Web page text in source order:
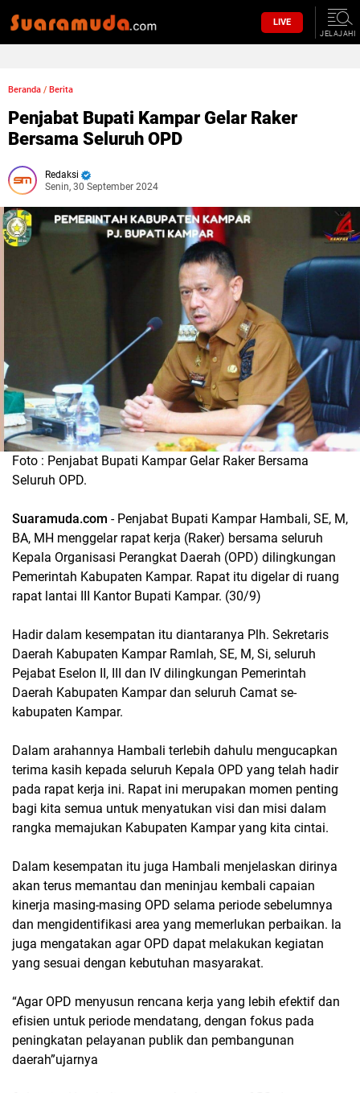
LIVE
JELAJAHI
Beranda / Berita
Penjabat Bupati Kampar Gelar Raker
Bersama Seluruh OPD
Redaksi
Senin, 30 September 2024
Foto : Penjabat Bupati Kampar Gelar Raker Bersama
Seluruh OPD.
Suaramuda.com - Penjabat Bupati Kampar Hambali, SE, M,
BA, MH menggelar rapat kerja (Raker) bersama seluruh
Kepala Organisasi Perangkat Daerah (OPD) dilingkungan
Pemerintah Kabupaten Kampar. Rapat itu digelar di ruang
rapat lantai III Kantor Bupati Kampar. (30/9)
Hadir dalam kesempatan itu diantaranya Plh. Sekretaris
Daerah Kabupaten Kampar Ramlah, SE, M, Si, seluruh
Pejabat Eselon II, III dan IV dilingkungan Pemerintah
Daerah Kabupaten Kampar dan seluruh Camat se-
kabupaten Kampar.
Dalam arahannya Hambali terlebih dahulu mengucapkan
terima kasih kepada seluruh Kepala OPD yang telah hadir
pada rapat kerja ini. Rapat ini merupakan momen penting
bagi kita semua untuk menyatukan visi dan misi dalam
rangka memajukan Kabupaten Kampar yang kita cintai.
Dalam kesempatan itu juga Hambali menjelaskan dirinya
akan terus memantau dan meninjau kembali capaian
kinerja masing-masing OPD selama periode sebelumnya
dan mengidentifikasi area yang memerlukan perbaikan. Ia
juga mengatakan agar OPD dapat melakukan kegiatan
yang sesuai dengan kebutuhan masyarakat.
“Agar OPD menyusun rencana kerja yang lebih efektif dan
efisien untuk periode mendatang, dengan fokus pada
peningkatan pelayanan publik dan pembangunan
daerah”ujarnya